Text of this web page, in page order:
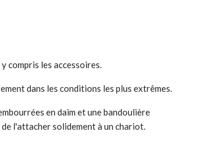
compris les accessoires.
dans les conditions les plus extrêmes.
en daim et une bandoulière
l'attacher solidement à un chariot.